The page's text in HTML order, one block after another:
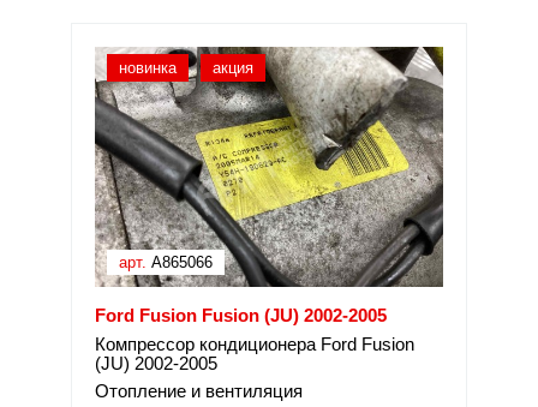
новинка акция
арт. A865066
Ford Fusion Fusion (JU) 2002-2005
Компрессор кондиционера Ford Fusion
(JU) 2002-2005
Отопление и вентиляция